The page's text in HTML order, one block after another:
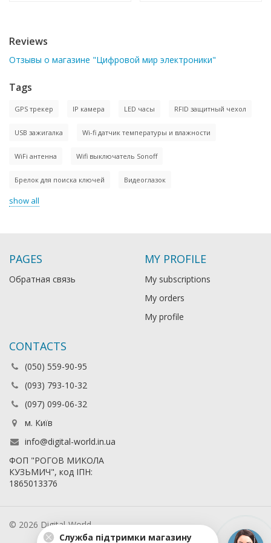
Reviews
Отзывы о магазине "Цифровой мир электроники"
Tags
GPS трекер IP камера LED часы RFID защитный чехол
USB зажигалка Wi-fi датчик температуры и влажности
WiFi антенна Wifi выключатель Sonoff
Брелок для поиска ключей Видеоглазок
show all
PAGES
Обратная связь
MY PROFILE
My subscriptions
My orders
My profile
CONTACTS
(050) 559-90-95
(093) 793-10-32
(097) 099-06-32
м. Київ
info@digital-world.in.ua
ФОП "РОГОВ МИКОЛА
КУЗЬМИЧ", код ІПН:
1865013376
© 2026 Digital-World
Служба підтримки магазину